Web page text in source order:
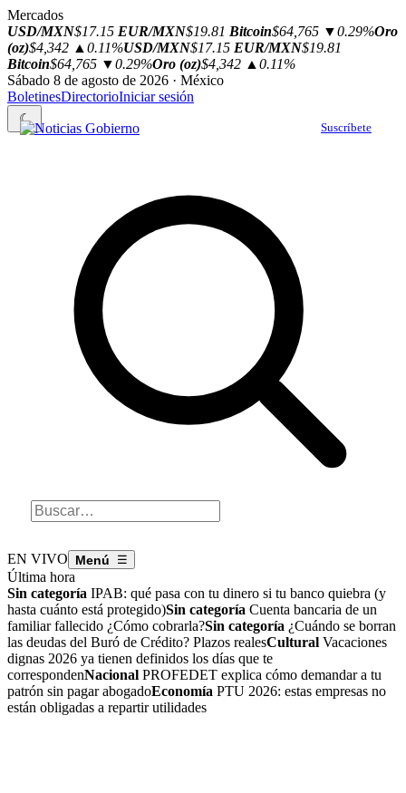
Mercados
USD/MXN$17.15 EUR/MXN$19.81 Bitcoin$64,765 ▼0.29%Oro
(oz)$4,342 ▲0.11%USD/MXN$17.15 EUR/MXN$19.81
Bitcoin$64,765 ▼0.29%Oro (oz)$4,342 ▲0.11%
Sábado 8 de agosto de 2026 · México
BoletinesDirectorioIniciar sesión
☾
Suscríbete
EN VIVO ☰
Última hora
Sin categoría IPAB: qué pasa con tu dinero si tu banco quiebra (y
hasta cuánto está protegido)Sin categoría Cuenta bancaria de un
familiar fallecido ¿Cómo cobrarla?Sin categoría ¿Cuándo se borran
las deudas del Buró de Crédito? Plazos realesCultural Vacaciones
dignas 2026 ya tienen definidos los días que te
correspondenNacional PROFEDET explica cómo demandar a tu
patrón sin pagar abogadoEconomía PTU 2026: estas empresas no
están obligadas a repartir utilidades